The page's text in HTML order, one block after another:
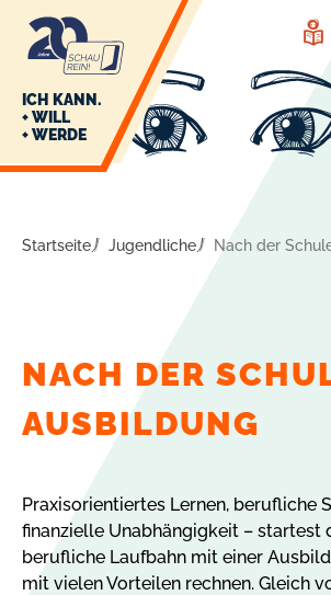
Navigation
Inhalt
ICH KANN.
+ WILL
+ WERDE
Startseite Jugendliche Nach der
NACH DER
AUSBILDUNG
Praxisorientiertes Lernen, berufliche
finanzielle Unabhängigkeit – startest
berufliche Laufbahn mit einer
mit vielen Vorteilen rechnen. Gleich